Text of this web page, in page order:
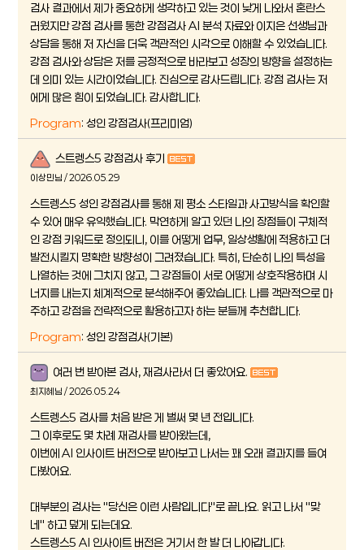
검사 결과에서 제가 중요하게 생각하고 있는 것이 낮게 나와서 혼란스
러웠지만 강점 검사를 통한 강점검사 AI 분석 자료와 이지은 선생님과
상담을 통해 저 자신을 더욱 객관적인 시각으로 이해할 수 있었습니다.
강점 검사와 상담은 저를 긍정적으로 바라보고 성장의 방향을 설정하는
데 의미 있는 시간이었습니다. 진심으로 감사드립니다. 강점 검사는 저
에게 많은 힘이 되었습니다. 감사합니다.
Program: 성인 강점검사(프리미엄)
스트렝스5 강점검사 후기
이상민님 / 2026.05.29
스트렝스5 성인 강점검사를 통해 제 평소 스타일과 사고방식을 확인할
수 있어 매우 유익했습니다. 막연하게 알고 있던 나의 장점들이 구체적
인 강점 키워드로 정의되니, 이를 어떻게 업무, 일상생활에 적용하고 더
발전시킬지 명확한 방향성이 그려졌습니다. 특히, 단순히 나의 특성을
나열하는 것에 그치지 않고, 그 강점들이 서로 어떻게 상호작용하며 시
너지를 내는지 체계적으로 분석해주어 좋았습니다. 나를 객관적으로 마
주하고 강점을 전략적으로 활용하고자 하는 분들께 추천합니다.
Program: 성인 강점검사(기본)
여러 번 받아본 검사, 재검사라서 더 좋았어요.
최지혜님 / 2026.05.24
스트렝스5 검사를 처음 받은 게 벌써 몇 년 전입니다.
그 이후로도 몇 차례 재검사를 받아왔는데,
이번에 AI 인사이트 버전으로 받아보고 나서는 꽤 오래 결과지를 들여
다봤어요.
대부분의 검사는 "당신은 이런 사람입니다"로 끝나요. 읽고 나서 "맞
네" 하고 덮게 되는데요.
스트렝스5 AI 인사이트 버전은 거기서 한 발 더 나아갑니다.